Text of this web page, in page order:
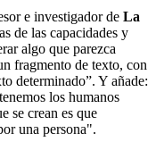
e investigador de La
de las capacidades y
algo que parezca
fragmento de texto, con
determinado”. Y añade:
los humanos
se crean es que
una persona".